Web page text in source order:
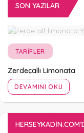
SON YAZILAR
TARIFLER
Zerdeçallı Limonata
DEVAMINI OKU